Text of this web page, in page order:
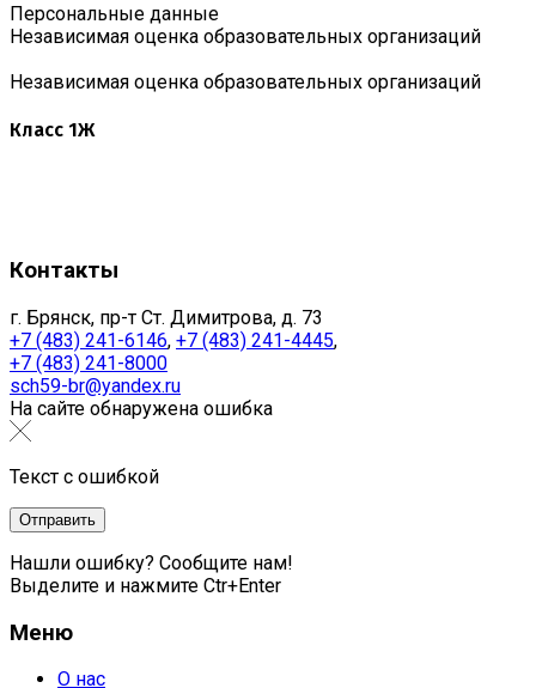
Персональные данные
Независимая оценка образовательных организаций
Независимая оценка образовательных организаций
Класс 1Ж
Контакты
г. Брянск, пр-т Ст. Димитрова, д. 73
+7 (483) 241-6146, +7 (483) 241-4445,
+7 (483) 241-8000
sch59-br@yandex.ru
На сайте обнаружена ошибка
Текст с ошибкой
Нашли ошибку? Сообщите нам!
Выделите и нажмите Ctr+Enter
Меню
О нас